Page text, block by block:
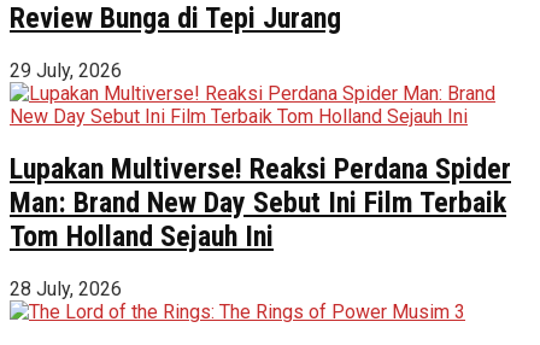
Review Bunga di Tepi Jurang
29 July, 2026
Lupakan Multiverse! Reaksi Perdana Spider
Man: Brand New Day Sebut Ini Film Terbaik
Tom Holland Sejauh Ini
28 July, 2026